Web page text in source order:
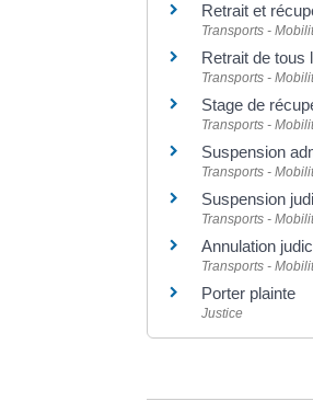
Retrait et
Transports -
Retrait de tous
Transports -
Stage de
Transports -
Suspension
Transports -
Suspension
Transports -
Annulation
Transports -
Porter plainte
Justice